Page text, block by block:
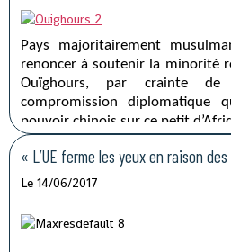
Pays majoritairement
renoncer à soutenir la minorité
Ouïghours, par crainte de
compromission diplomatique
pouvoir chinois sur ce petit
« L’UE ferme les yeux en raison
Le 14/06/2017